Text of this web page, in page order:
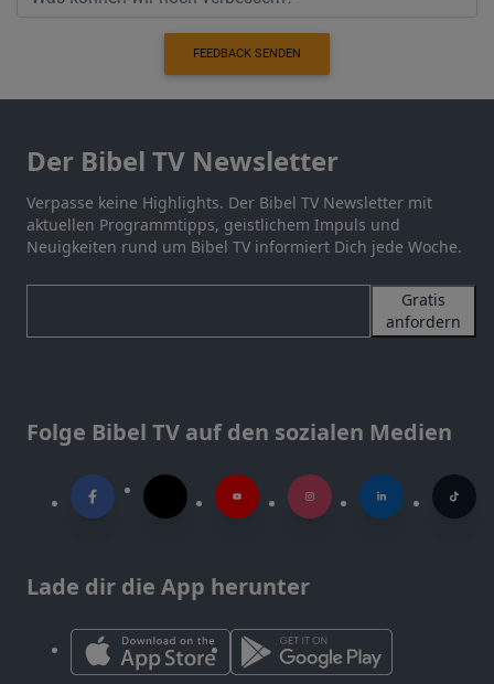
FEEDBACK SENDEN
Der Bibel TV Newsletter
Verpasse keine Highlights. Der Bibel TV Newsletter mit
aktuellen Programmtipps, geistlichem Impuls und
Neuigkeiten rund um Bibel TV informiert Dich jede Woche.
Gratis
anfordern
Folge Bibel TV auf den sozialen Medien
Lade dir die App herunter